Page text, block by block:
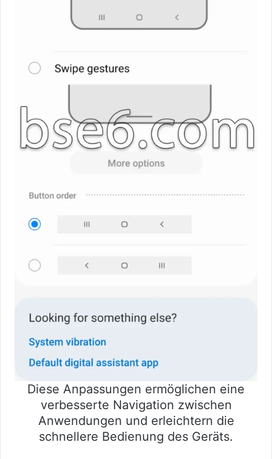
Diese Anpassungen ermöglichen eine
verbesserte Navigation zwischen
Anwendungen und erleichtern die
schnellere Bedienung des Geräts.